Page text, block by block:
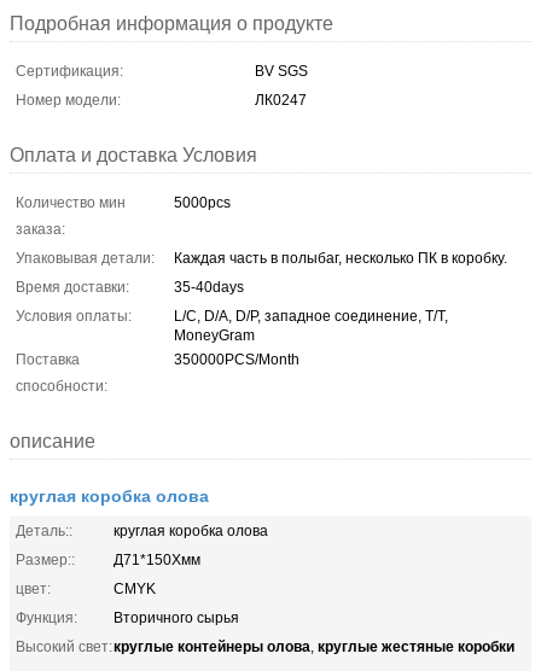
Подробная информация о продукте
Сертификация:
BV SGS
Номер модели:
ЛК0247
Оплата и доставка Условия
Количество мин
заказа:
5000pcs
Упаковывая детали:
Каждая часть в полыбаг, несколько ПК в коробку.
Время доставки:
35-40days
Условия оплаты:
L/C, D/A, D/P, западное соединение, T/T,
MoneyGram
Поставка
способности:
350000PCS/Month
описание
круглая коробка олова
Деталь::
круглая коробка олова
Размер::
Д71*150Хмм
цвет:
CMYK
Функция:
Вторичного сырья
Высокий свет:круглые контейнеры олова, круглые жестяные коробки